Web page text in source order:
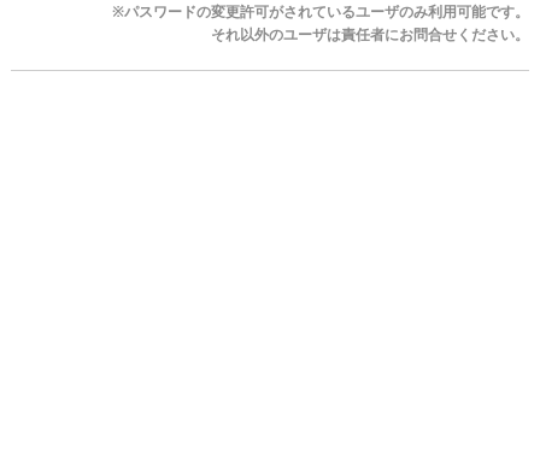
※パスワードの変更許可がされているユーザのみ利用可能です。
それ以外のユーザは責任者にお問合せください。